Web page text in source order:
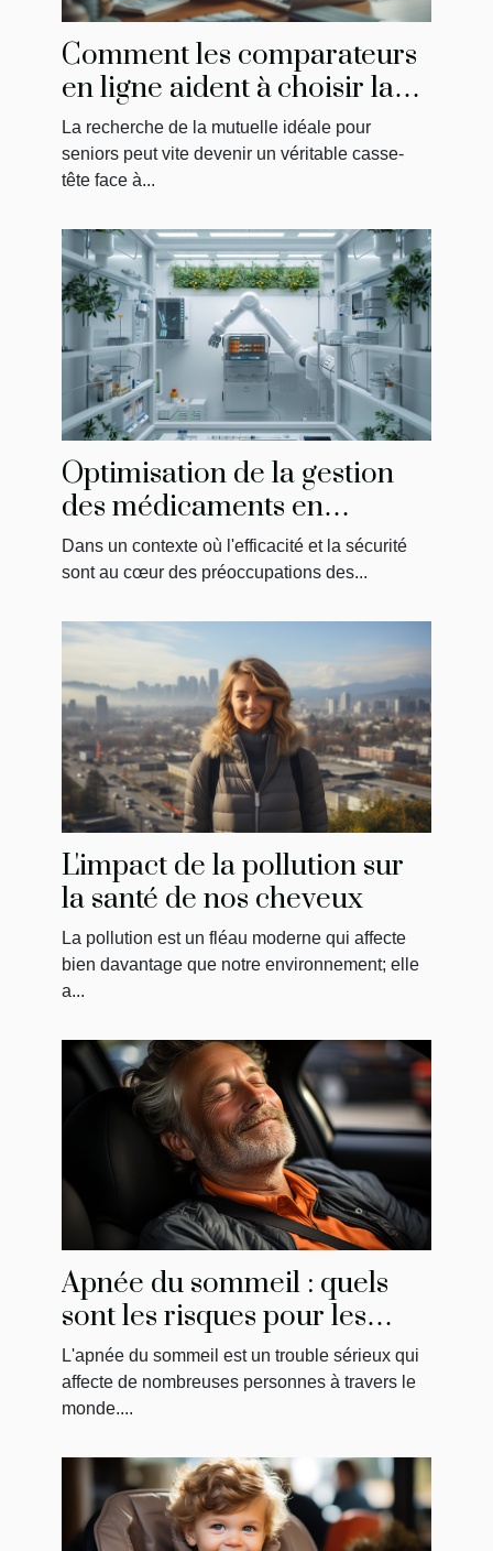
Comment les comparateurs
en ligne aident à choisir la
meilleure mutuelle pour
seniors
La recherche de la mutuelle idéale pour
seniors peut vite devenir un véritable casse-
tête face à...
Optimisation de la gestion
des médicaments en
établissements de soins
Dans un contexte où l'efficacité et la sécurité
sont au cœur des préoccupations des...
L'impact de la pollution sur
la santé de nos cheveux
La pollution est un fléau moderne qui affecte
bien davantage que notre environnement; elle
a...
Apnée du sommeil : quels
sont les risques pour les
conducteurs?
L'apnée du sommeil est un trouble sérieux qui
affecte de nombreuses personnes à travers le
monde....